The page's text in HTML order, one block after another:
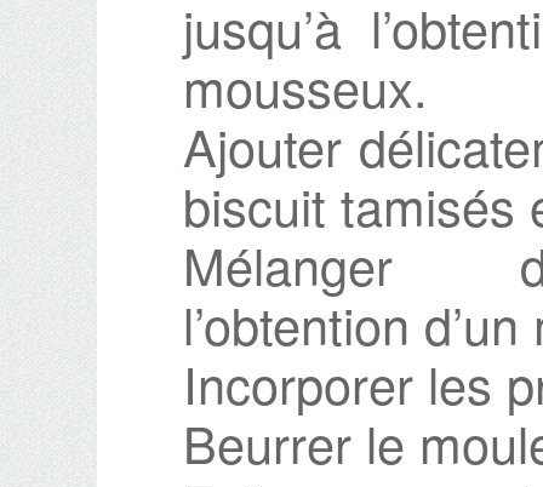
jusqu’à
mousseux.
Ajouter
biscuit tamisés
Mélanger
l’obtention
Incorporer les
Beurrer le